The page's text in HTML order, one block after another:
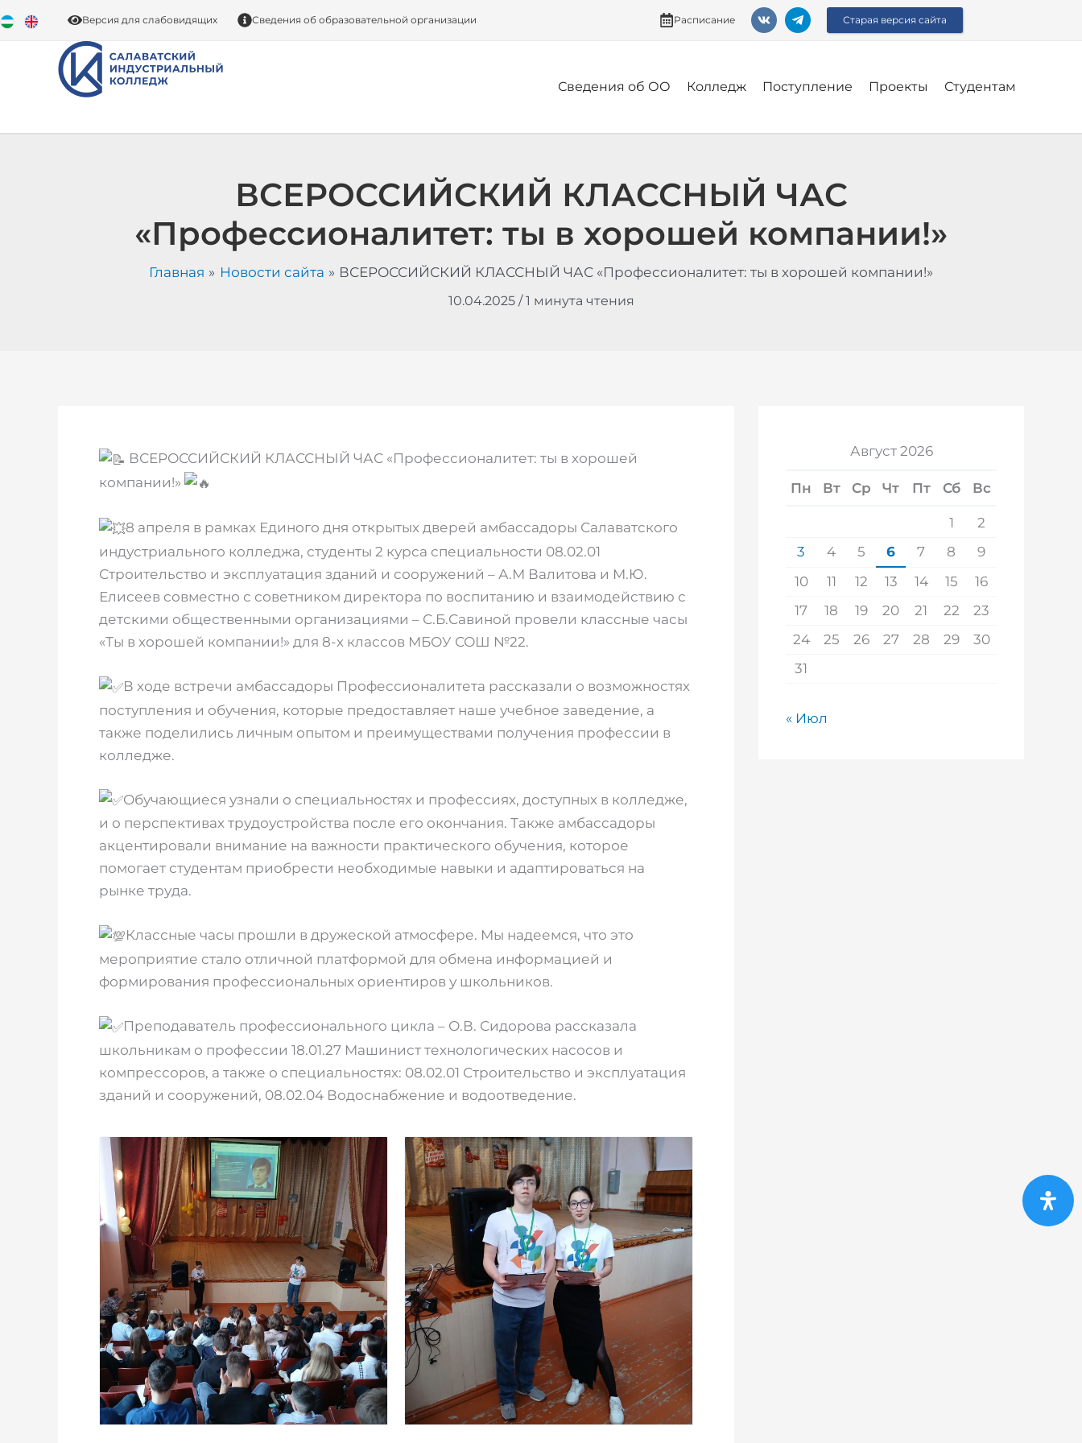
к
содержимому
Версия для слабовидящих Сведения об образовательной организации Расписание Старая версия сайта
Сведения об ОО Колледж Поступление Проекты Студентам
ВСЕРОССИЙСКИЙ КЛАССНЫЙ ЧАС
«Профессионалитет: ты в хорошей компании!»
Главная Новости сайта ВСЕРОССИЙСКИЙ КЛАССНЫЙ ЧАС «Профессионалитет: ты в хорошей компании!»
10.04.2025 /1 минута чтения
ВСЕРОССИЙСКИЙ КЛАССНЫЙ ЧАС «Профессионалитет: ты в хорошей
компании!»
8 апреля в рамках Единого дня открытых дверей амбассадоры Салаватского
индустриального колледжа, студенты 2 курса специальности 08.02.01
Строительство и эксплуатация зданий и сооружений – А.М Валитова и М.Ю.
Елисеев совместно с советником директора по воспитанию и взаимодействию с
детскими общественными организациями – С.Б.Савиной провели классные часы
«Ты в хорошей компании!» для 8-х классов МБОУ СОШ №22.
В ходе встречи амбассадоры Профессионалитета рассказали о возможностях
поступления и обучения, которые предоставляет наше учебное заведение, а
также поделились личным опытом и преимуществами получения профессии в
колледже.
Обучающиеся узнали о специальностях и профессиях, доступных в колледже,
и о перспективах трудоустройства после его окончания. Также амбассадоры
акцентировали внимание на важности практического обучения, которое
помогает студентам приобрести необходимые навыки и адаптироваться на
рынке труда.
Классные часы прошли в дружеской атмосфере. Мы надеемся, что это
мероприятие стало отличной платформой для обмена информацией и
формирования профессиональных ориентиров у школьников.
Преподаватель профессионального цикла – О.В. Сидорова рассказала
школьникам о профессии 18.01.27 Машинист технологических насосов и
компрессоров, а также о специальностях: 08.02.01 Строительство и эксплуатация
зданий и сооружений, 08.02.04 Водоснабжение и водоотведение.
Август 2026
Пн Вт Ср Чт Пт Сб Вс
1
2
3
4 5 6 7 8
9
10
11 12 13 14 15
16
17
18 19 20 21 22
23
24
25 26 27 28 29
30
31
« Июл